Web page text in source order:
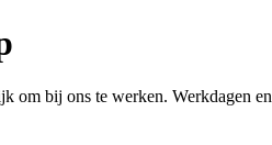
om bij ons te werken. Werkdagen en